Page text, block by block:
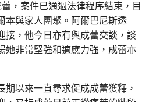
，案件已通過法律程序結束，目
本與家人團聚。阿爾巴尼斯透
接，他今日亦有與成蕾交談，談
她非常堅強和適應力強，成蕾亦
期以來一直尋求促成成蕾獲釋，